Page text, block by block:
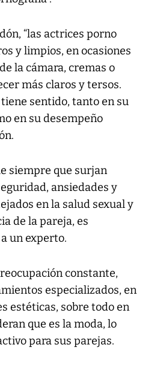
“las actrices porno
y limpios, en ocasiones
la cámara, cremas o
más claros y tersos.
sentido, tanto en su
en su desempeño
siempre que surjan
ansiedades y
en la salud sexual y
de la pareja, es
un experto.
constante,
especializados, en
estéticas, sobre todo en
que es la moda, lo
para sus parejas.